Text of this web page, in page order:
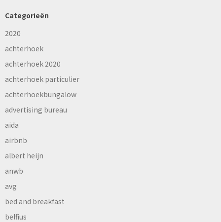
Categorieën
2020
achterhoek
achterhoek 2020
achterhoek particulier
achterhoekbungalow
advertising bureau
aida
airbnb
albert heijn
anwb
avg
bed and breakfast
belfius